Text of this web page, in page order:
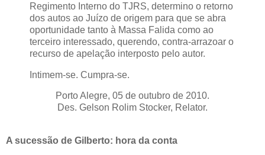
Regimento Interno do TJRS, determino o retorno
dos autos ao Juízo de origem para que se abra
oportunidade tanto à Massa Falida como ao
terceiro interessado, querendo, contra-arrazoar o
recurso de apelação interposto pelo autor.
Intimem-se. Cumpra-se.
Porto Alegre, 05 de outubro de 2010.
Des. Gelson Rolim Stocker, Relator.
A sucessão de Gilberto: hora da conta